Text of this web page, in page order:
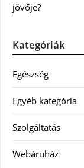
jövője?
Kategóriák
Egészség
Egyéb kategória
Szolgáltatás
Webáruház